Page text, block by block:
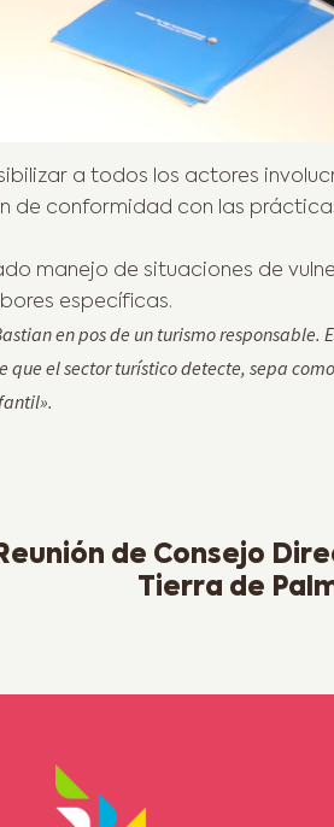
a todos los actores
de conformidad con las
manejo de situaciones de
específicas.
en pos de un turismo responsable.
el sector turístico detecte, sepa
de Consejo
Tierra de